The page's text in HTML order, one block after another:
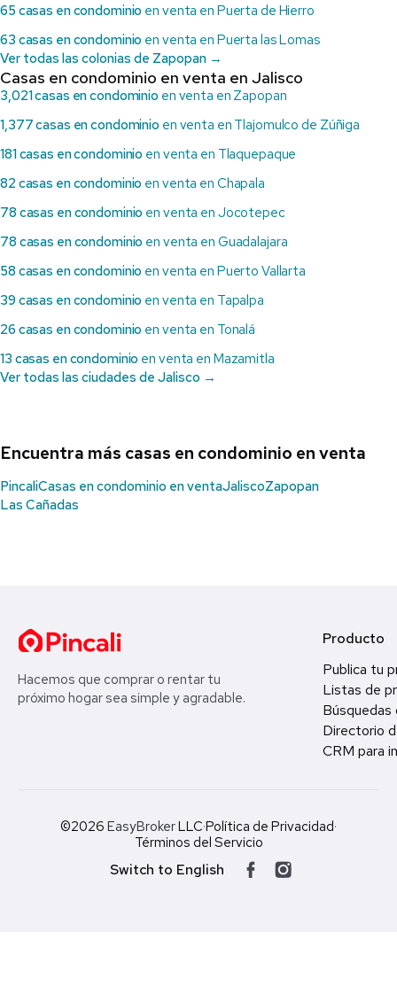
65 casas en condominio en venta en Puerta de Hierro
63 casas en condominio en venta en Puerta las Lomas
Ver todas las colonias de Zapopan →
Casas en condominio en venta en Jalisco
3,021 casas en condominio en venta en Zapopan
1,377 casas en condominio en venta en Tlajomulco de Zúñiga
181 casas en condominio en venta en Tlaquepaque
82 casas en condominio en venta en Chapala
78 casas en condominio en venta en Jocotepec
78 casas en condominio en venta en Guadalajara
58 casas en condominio en venta en Puerto Vallarta
39 casas en condominio en venta en Tapalpa
26 casas en condominio en venta en Tonalá
13 casas en condominio en venta en Mazamitla
Ver todas las ciudades de Jalisco →
Encuentra más casas en condominio en venta
PincaliCasas en condominio en ventaJaliscoZapopan
Las Cañadas
Hacemos que comprar o rentar tu
próximo hogar sea simple y agradable.
Producto
Publica tu
Listas de
Búsquedas
Directorio
CRM para
©2026 EasyBrokerLLC·Política de Privacidad·
Términos del Servicio
Switch to English